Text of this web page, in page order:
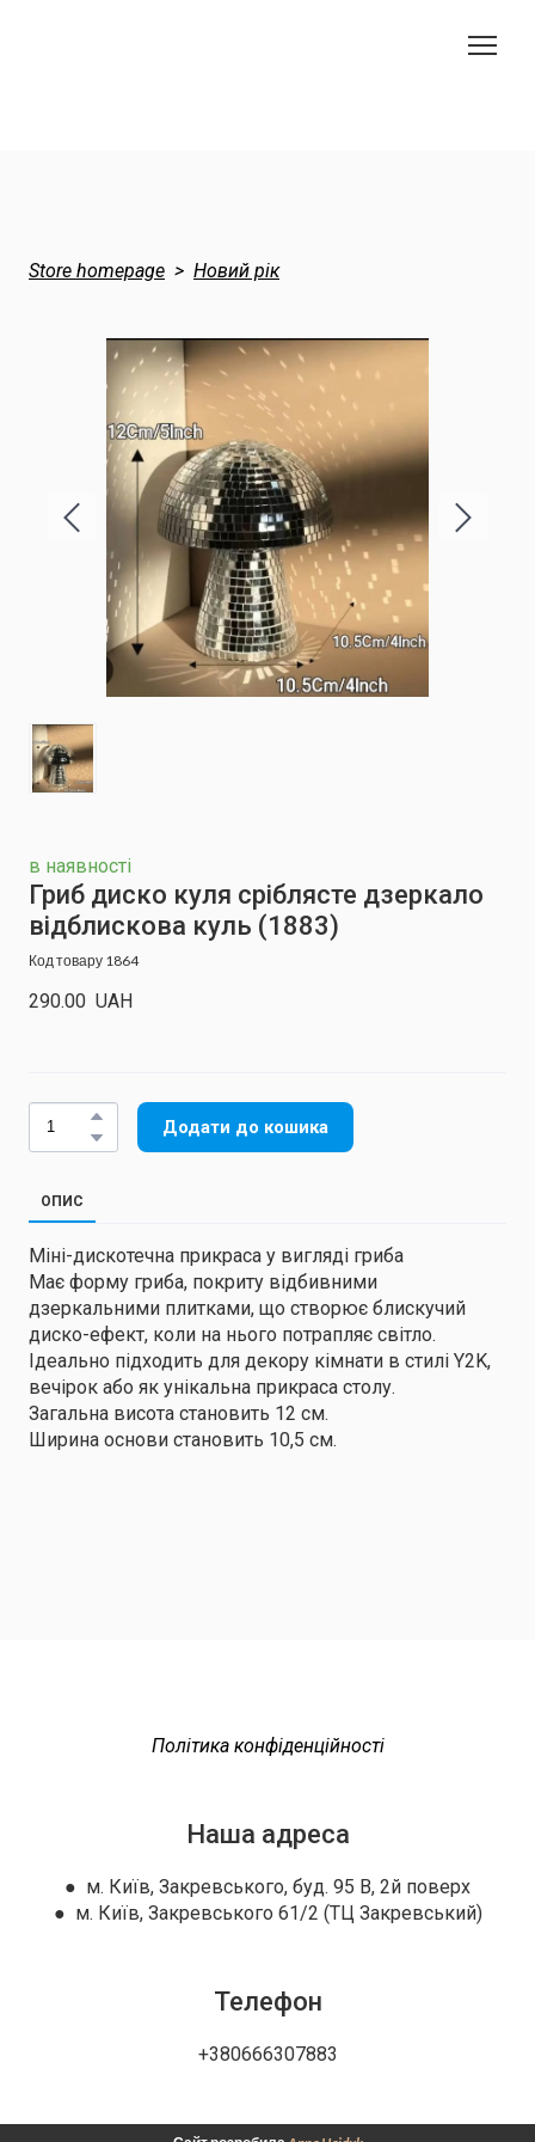
Store homepage Новий рік
в наявності
Гриб диско куля сріблясте дзеркало
відблискова куль (1883)
Код товару 1864
290.00  UAH
Додати до кошика
ОПИС
Міні-дискотечна прикраса у вигляді гриба
Має форму гриба, покриту відбивними
дзеркальними плитками, що створює блискучий
диско-ефект, коли на нього потрапляє світло.
Ідеально підходить для декору кімнати в стилі Y2K,
вечірок або як унікальна прикраса столу.
Загальна висота становить 12 см.
Ширина основи становить 10,5 см.
Політика конфіденційності
Наша адреса
● м. Київ, Закревського, буд. 95 В, 2й поверх
● м. Київ, Закревського 61/2 (ТЦ Закревський)
Телефон
+380666307883